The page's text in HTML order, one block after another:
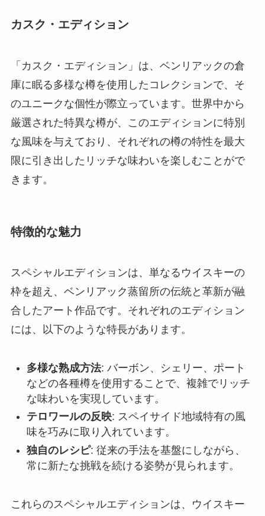
カスク・エディション
「カスク・エディション」は、ベンリアックの倉
庫に眠る多様な樽を使用したコレクションで、そ
のユニークな個性が際立っています。世界中から
厳選された特異な樽が、このエディションに特別
な風味を与えており、それぞれの樽の特性を最大
限に引き出したリッチな味わいを楽しむことがで
きます。
特徴的な魅力
スペシャルエディションは、単なるウイスキーの
枠を超え、ベンリアック蒸留所の伝統と革新が融
合したアート作品です。それぞれのエディション
には、以下のような特長があります。
多様な熟成方法: バーボン、シェリー、ポート
などの各種樽を使用することで、複雑でリッチ
な味わいを実現しています。
テロワールの反映: スペイサイド地域特有の風
味を巧みに取り入れています。
独自のレシピ: 従来の手法を基盤にしながら、
常に新たな挑戦を続ける姿勢が見られます。
これらのスペシャルエディションは、ウイスキー